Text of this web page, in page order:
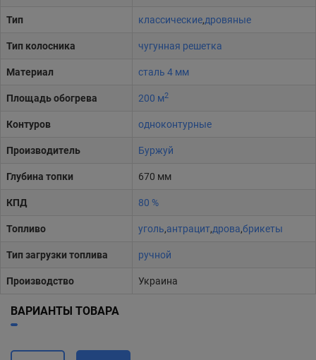
Тип классические,дровяные
Тип колосника чугунная решетка
Материал сталь 4 мм
Площадь обогрева 200 м2
Контуров одноконтурные
Производитель Буржуй
Глубина топки 670 мм
КПД 80 %
Топливо уголь,антрацит,дрова,брикеты
Тип загрузки топлива ручной
Производство Украина
ВАРИАНТЫ ТОВАРА